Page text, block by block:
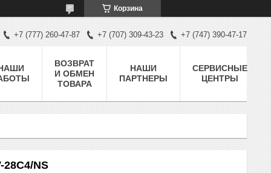
Корзина
+7 (777) 260-47-87 +7 (707) 309-43-23 +7 (747) 390-47-17
ВОЗВРАТ
И ОБМЕН
ТОВАРА
НАШИ
ПАРТНЕРЫ
СЕРВИСНЫЕ
ЦЕНТРЫ
28С4/NS